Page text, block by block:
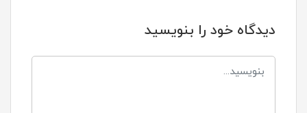
دیدگاه خود را بنویسید